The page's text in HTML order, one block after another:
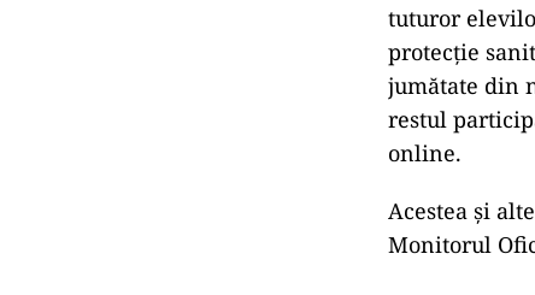
tuturor
protecție
jumătate din
restul
online.
Acestea și
Monitorul